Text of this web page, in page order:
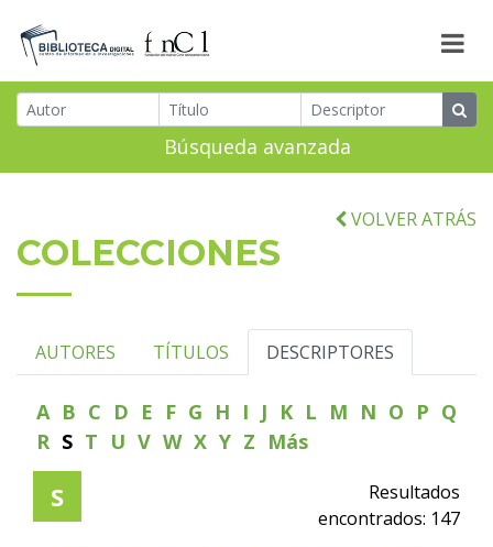
Búsqueda avanzada
VOLVER ATRÁS
COLECCIONES
AUTORES TÍTULOS DESCRIPTORES
A B C D E F G H I J K L M N O P Q
R S T U V W X Y Z Más
S
Resultados
encontrados: 147